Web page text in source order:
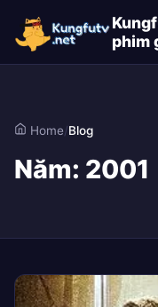
phim
Home/Blog
Năm: 2001